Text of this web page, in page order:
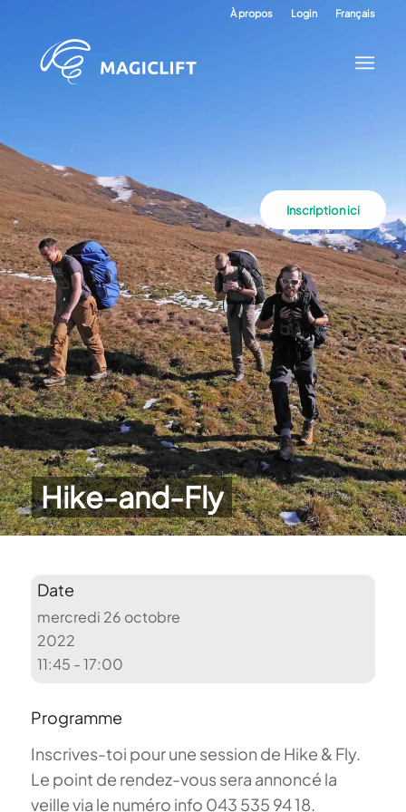
À propos Login Français
Hike-and-Fly
Inscription ici
Date
mercredi 26 octobre
2022
11:45 - 17:00
Programme
Inscrives-toi pour une session de Hike & Fly.
Le point de rendez-vous sera annoncé la
veille via le numéro info 043 535 94 18.